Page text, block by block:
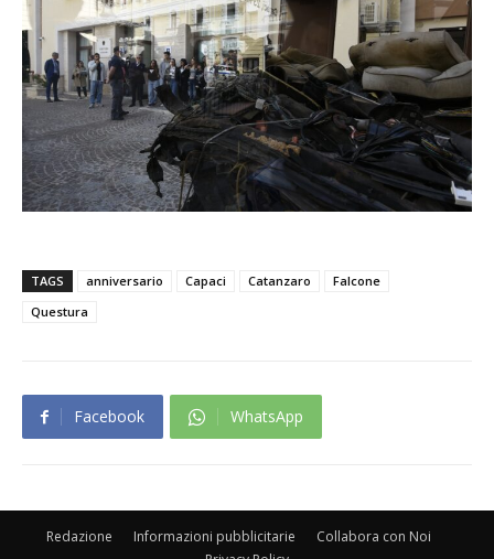
TAGS anniversario Capaci Catanzaro
Falcone
Questura
Facebook WhatsApp
Redazione Informazioni pubblicitarie
Collabora con Noi